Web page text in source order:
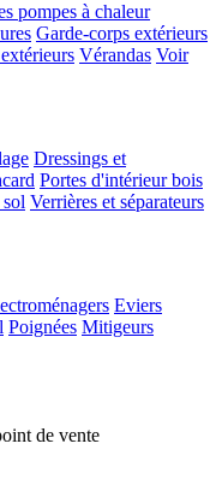
pompes à chaleur
Garde-corps extérieurs
Vérandas Voir
Dressings et
Portes d'intérieur bois
Verrières et séparateurs
Eviers
Poignées Mitigeurs
de vente